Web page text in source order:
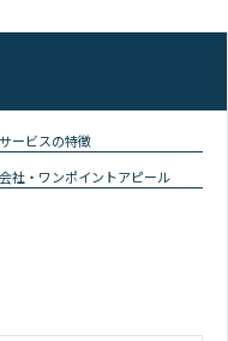
サービスの特徴
会社・ワンポイントアピール